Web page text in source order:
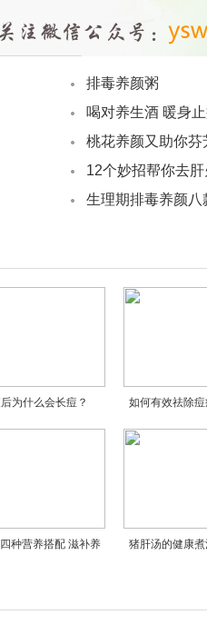
排毒养颜粥
喝对养生酒 暖身
桃花养颜又助你芬
12个妙招帮你去
生理期排毒养颜八
为什么会长痘？
如何有效祛除
种营养搭配 滋补养
猪肝汤的健康煮